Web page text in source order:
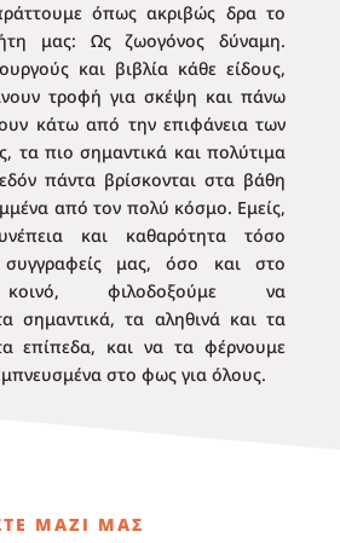
όπως ακριβώς δρα το
μας: Ως ζωογόνος δύναμη.
και βιβλία κάθε είδους,
τροφή για σκέψη και πάνω
κάτω από την επιφάνεια των
τα πιο σημαντικά και πολύτιμα
πάντα βρίσκονται στα βάθη
από τον πολύ κόσμο. Εμείς,
και καθαρότητα τόσο
συγγραφείς μας, όσο και στο
κοινό, φιλοδοξούμε να
σημαντικά, τα αληθινά και τα
επίπεδα, και να τα φέρνουμε
στο φως για όλους.
ΜΑΖΙ ΜΑΣ